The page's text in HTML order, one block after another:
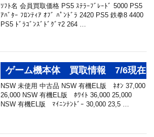
ｿﾌﾄ名 会員買取価格 PS5 ｽﾃﾗｰﾌﾞﾚｰﾄﾞ 5000 PS5
ｱﾊﾞﾀｰ ﾌﾛﾝﾃｨｱ ｵﾌﾞ ﾊﾟﾝﾄﾞﾗ 2420 PS5 鉄拳8 4400
PS5 ﾄﾞﾗｺﾞﾝｽﾞﾄﾞｸﾞﾏ2 264 …
ゲーム機本体 買取情報 7/6現在
NSW 未使用 中古品 NSW 有機EL版 ﾈｵﾝ 37,000
26,000 NSW 有機EL版 ﾎﾜｲﾄ 36,000 25,000
NSW 有機EL版 ﾏｲﾆﾝﾃﾝﾄﾞｰ 30,000 23,5 …